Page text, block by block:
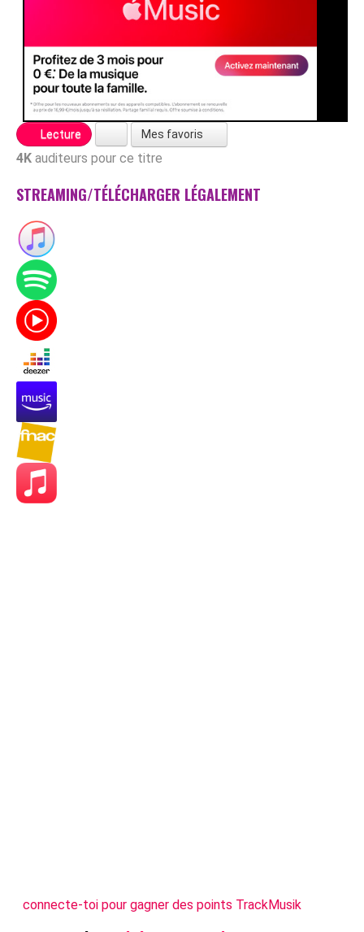
Lecture Mes favoris
4K auditeurs pour ce titre
STREAMING/TÉLÉCHARGER LÉGALEMENT
connecte-toi pour gagner des points TrackMusik